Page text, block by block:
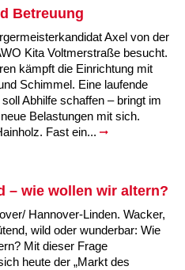
Lau-Hof
Müller-Kilian-Weg /
Ludwig-Straße
Feld “Deisterspatzen”
/
/
Grote-Weg
/ Familienzentrum
Lau-Hof
/
Müller-Kilian-Weg /
Ludwig-Straße
Betreuung
Axel von der
Kita Voltmerstraße besucht.
kämpft die Einrichtung mit
Schimmel. Eine laufende
Abhilfe schaffen – bringt im
Belastungen mit sich.
Fast ein...
– wie wollen wir altern?
Hannover-Linden. Wacker,
wild oder wunderbar: Wie
Mit dieser Frage
heute der „Markt des